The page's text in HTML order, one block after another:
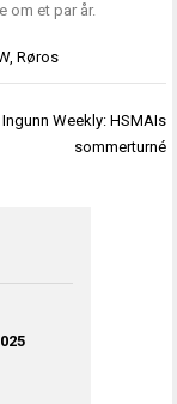
om et par år.
,Røros
Ingunn Weekly: HSMAIs
sommerturné